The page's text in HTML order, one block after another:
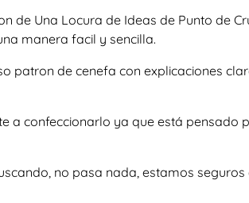
de Una Locura de Ideas de Punto de
manera facil y sencilla.
patron de cenefa con explicaciones
a confeccionarlo ya que está
no pasa nada, estamos